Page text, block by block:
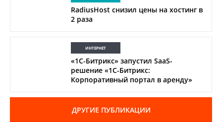
RadiusHost снизил цены на хостинг в
2 раза
ИНТЕРНЕТ
«1С-Битрикс» запустил SaaS-
решение «1С-Битрикс:
Корпоративный портал в аренду»
ДРУГИЕ ПУБЛИКАЦИИ